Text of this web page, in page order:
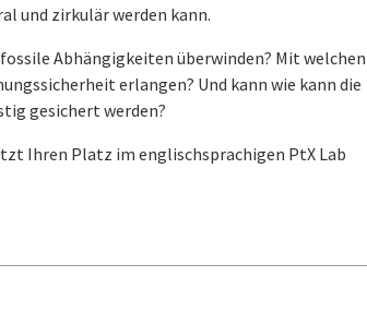
und zirkulär werden kann.
fossile Abhängigkeiten überwinden? Mit welchen
erlangen? Und kann wie kann die
gesichert werden?
Ihren Platz im englischsprachigen PtX Lab